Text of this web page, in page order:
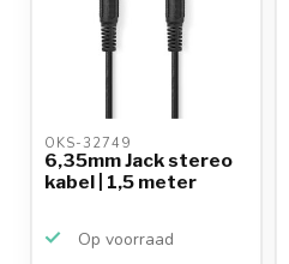
OKS-32749
6,35mm Jack stereo
kabel | 1,5 meter
Op voorraad